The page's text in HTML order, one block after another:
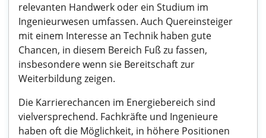
relevanten Handwerk oder ein Studium im
Ingenieurwesen umfassen. Auch Quereinsteiger
mit einem Interesse an Technik haben gute
Chancen, in diesem Bereich Fuß zu fassen,
insbesondere wenn sie Bereitschaft zur
Weiterbildung zeigen.
Die Karrierechancen im Energiebereich sind
vielversprechend. Fachkräfte und Ingenieure
haben oft die Möglichkeit, in höhere Positionen